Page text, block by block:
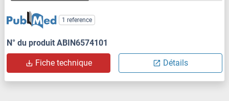
1 reference
N° du produit ABIN6574101
Fiche technique Détails